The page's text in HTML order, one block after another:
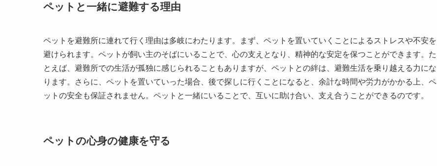
ペットと一緒に避難する理由
ペットを避難所に連れて行く理由は多岐にわたります。まず、ペットを置いていくことによるストレスや不安を
避けられます。ペットが飼い主のそばにいることで、心の支えとなり、精神的な安定を保つことができます。た
とえば、避難所での生活が孤独に感じられることもありますが、ペットとの絆は、避難生活を乗り越える力にな
ります。さらに、ペットを置いていった場合、後で探しに行くことになると、余計な時間や労力がかかる上、ペ
ットの安全も保証されません。ペットと一緒にいることで、互いに助け合い、支え合うことができるのです。
ペットの心身の健康を守る